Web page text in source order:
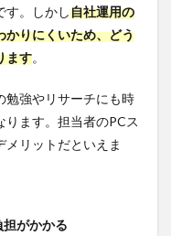
す。しかし自社運用の
かりにくいため、どう
ます。
勉強やリサーチにも時
ます。担当者のPCス
リットだといえま
がかかる